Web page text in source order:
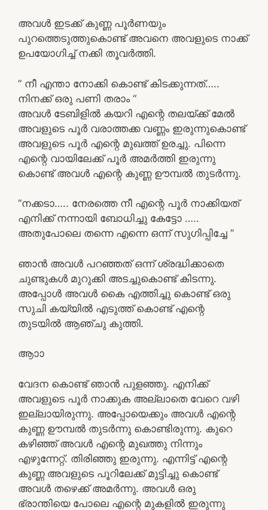
അവൾ ഇടക്ക് കുണ്ണ പൂർണയും
പുറത്തെടുത്തുകൊണ്ട് അവനെ അവളുടെ നാക്ക്
ഉപയോഗിച്ച് നക്കി തൂവർത്തി.
” നീ എന്താ നോക്കി കൊണ്ട് കിടക്കുന്നത്…..
നിനക്ക് ഒരു പണി തരാം “
അവൾ ടേബിളിൽ കയറി എന്റെ തലയ്ക്ക് മേൽ
അവളുടെ പൂർ വരാത്തക്ക വണ്ണം ഇരുന്നുകൊണ്ട്
അവളുടെ പൂർ എന്റെ മുഖത്ത് ഉരച്ചു. പിന്നെ
എന്റെ വായിലേക്ക് പൂർ അമർത്തി ഇരുന്നു
കൊണ്ട് അവൾ എന്റെ കുണ്ണ ഊമ്പൽ തുടർന്നു.
“നക്കടാ….. നേരത്തെ നീ എന്റെ പൂർ നാക്കിയത്
എനിക്ക് നന്നായി ബോധിച്ചു കേട്ടോ …..
അതുപോലെ തന്നെ എന്നെ ഒന്ന് സുഗിപ്പിച്ചേ ”
ഞാൻ അവൾ പറഞ്ഞത് ഒന്ന് ശ്രദ്ധിക്കാതെ
ചുണ്ടുകൾ മുറുക്കി അടച്ചുകൊണ്ട് കിടന്നു.
അപ്പോൾ അവൾ കൈ എത്തിച്ചു കൊണ്ട് ഒരു
സുചി കയ്യിൽ എടുത്ത് കൊണ്ട് എന്റെ
തുടയിൽ ആഞ്ചു കുത്തി.
ആാാ
വേദന കൊണ്ട് ഞാൻ പുളഞ്ഞു. എനിക്ക്
അവളുടെ പൂർ നാക്കുക അല്ലാതെ വേറെ വഴി
ഇല്ലായിരുന്നു. അപ്പോയെക്കും അവൾ എന്റെ
കുണ്ണ ഊമ്പൽ തുടർന്നു കൊണ്ടിരുന്നു. കുറെ
കഴിഞ്ഞ് അവൾ എന്റെ മുഖത്തു നിന്നും
എഴുന്നേറ്റ്. തിരിഞ്ഞു ഇരുന്നു. എന്നിട്ട് എന്റെ
കുണ്ണ അവളുടെ പൂറിലേക്ക് മുട്ടിച്ചു കൊണ്ട്
അവൾ തഴെക്ക് അമർന്നു. അവൾ ഒരു
ഭ്രാന്തിയെ പോലെ എന്റെ മുകളിൽ ഇരുന്നു